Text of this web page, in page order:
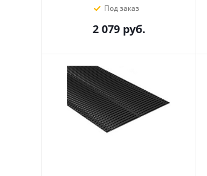
Под заказ
2 079 руб.